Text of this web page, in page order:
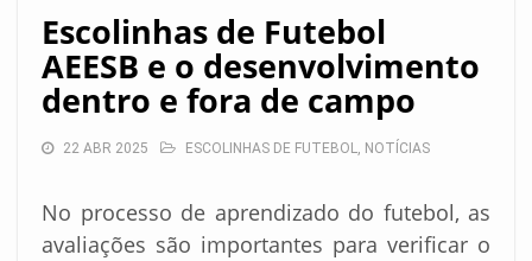
Escolinhas de Futebol
AEESB e o desenvolvimento
dentro e fora de campo
22 ABR 2025 ESCOLINHAS DE FUTEBOL, NOTÍCIAS
No processo de aprendizado do futebol, as
avaliações são importantes para verificar o